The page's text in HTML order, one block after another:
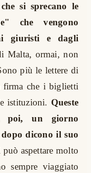
si sprecano le
che vengono
giuristi e dagli
Malta, ormai, non
più le lettere di
firma che i biglietti
istituzioni. Queste
poi, un giorno
dicono il suo
aspettare molto
sempre viaggiato